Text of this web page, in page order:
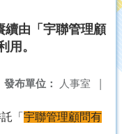
續由「宇聯管理顧
。
發布單位： 人事室 |
「 宇聯管理顧問有